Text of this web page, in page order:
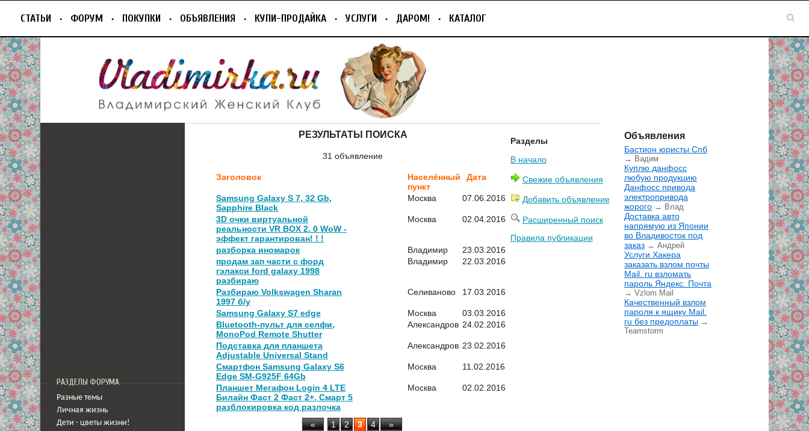
СТАТЬИ ФОРУМ ПОКУПКИ ОБЪЯВЛЕНИЯ КУПИ-ПРОДАЙКА УСЛУГИ ДАРОМ! КАТАЛОГ
РАЗДЕЛЫ ФОРУМА
Разные темы
Личная жизнь
Дети - цветы жизни!
РЕЗУЛЬТАТЫ ПОИСКА
31 объявление
Заголовок Дата
Населённый
пункт
Samsung Galaxy S 7, 32 Gb,
Sapphire Black
07.06.2016
Москва
3D очки виртуальной
реальности VR BOX 2. 0 WoW -
эффект гарантирован! ! !
02.04.2016
Москва
разборка иномарок 23.03.2016
Владимир
продам зап части с форд
гэлакси ford galaxy 1998
разбираю
22.03.2016
Владимир
Разбираю Volkswagen Sharan
1997 б/у
17.03.2016
Селиваново
Samsung Galaxy S7 edge 03.03.2016
Москва
Bluetooth-пульт для селфи,
MonoPod Remote Shutter
24.02.2016
Александров
Подставка для планшета
Adjustable Universal Stand
23.02.2016
Александров
Смартфон Samsung Galaxy S6
Edge SM-G925F 64Gb
11.02.2016
Москва
Планшет Мегафон Login 4 LTE
Билайн Фаст 2 Фаст 2+, Смарт 5
разблокировка код разлочка
02.02.2016
Москва
« 1 2 3 4 »
Разделы
В начало
Свежие объявления
Добавить объявление
Расширенный поиск
Правила публикации
Объявления
Бастион юристы Спб
→ Вадим
Куплю данфосс
любую продукцию
Данфосс привода
электропривода
жорого → Влад
Доставка авто
напрямую из Японии
во Владивосток под
заказ → Андрей
Услуги Хакера
заказать взлом почты
Mail. ru взломать
пароль Яндекс. Почта
→ Vzlom Mail
Качественный взлом
пароля к ящику Mail.
ru без предоплаты →
Teamstorm